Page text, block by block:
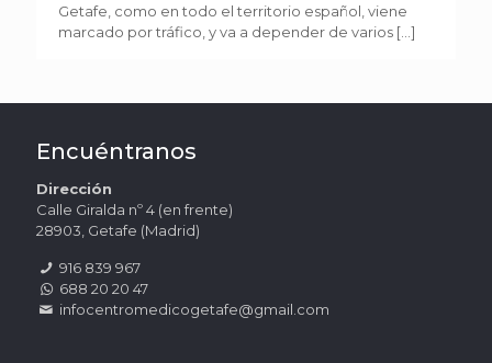
Getafe, como en todo el territorio español, viene
marcado por tráfico, y va a depender de varios […]
Encuéntranos
Dirección
Calle Giralda nº 4 (en frente)
28903, Getafe (Madrid)
916 839 967
688 20 20 47
infocentromedicogetafe@gmail.com